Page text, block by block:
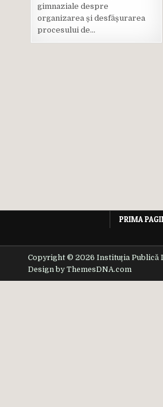
gimnaziale despre
organizarea și desfășurarea
procesului de…
PRIMA
Copyright © 2026 Instituția Publică
Design by ThemesDNA.com